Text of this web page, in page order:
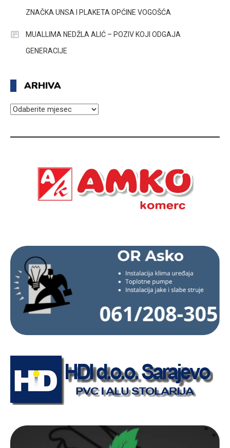
ZNAČKA UNSA I PLAKETA OPĆINE VOGOŠĆA
MUALLIMA NEDŽLA ALIĆ – POZIV KOJI ODGAJA
GENERACIJE
ARHIVA
ARHIVA